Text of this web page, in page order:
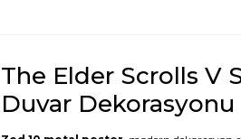
The Elder Scrolls V
Duvar Dekorasyonu